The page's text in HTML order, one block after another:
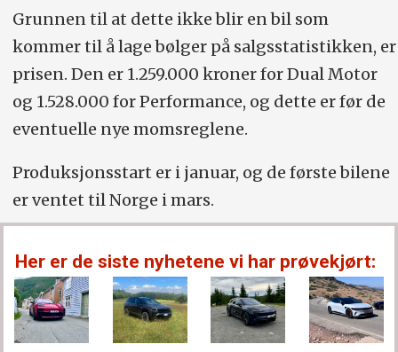
Grunnen til at dette ikke blir en bil som
kommer til å lage bølger på salgsstatistikken, er
prisen. Den er 1.259.000 kroner for Dual Motor
og 1.528.000 for Performance, og dette er før de
eventuelle nye momsreglene.
Produksjonsstart er i januar, og de første bilene
er ventet til Norge i mars.
Her er de siste nyhetene vi har prøvekjørt: